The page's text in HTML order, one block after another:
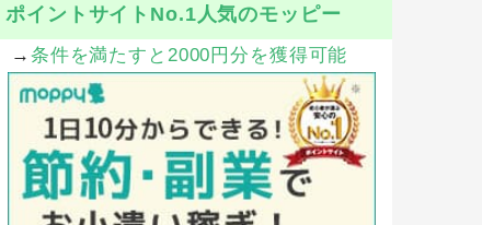
ポイントサイトNo.1人気のモッピー
→ 条件を満たすと2000円分を獲得可能